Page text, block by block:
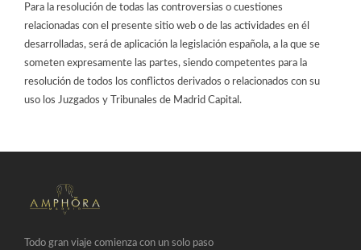
Para la resolución de todas las controversias o cuestiones
relacionadas con el presente sitio web o de las actividades en él
desarrolladas, será de aplicación la legislación española, a la que se
someten expresamente las partes, siendo competentes para la
resolución de todos los conflictos derivados o relacionados con su
uso los Juzgados y Tribunales de Madrid Capital.
Todo gran viaje comienza con un solo paso